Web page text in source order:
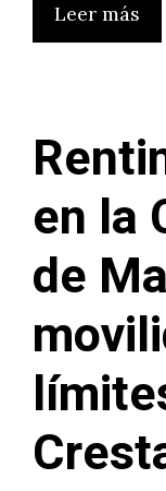
Leer más
en la
de